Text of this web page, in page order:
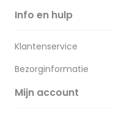
Info en hulp
Klantenservice
Bezorginformatie
Mijn account